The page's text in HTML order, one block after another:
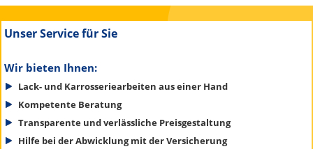
Unser Service für Sie
Wir bieten Ihnen:
Lack- und Karrosseriearbeiten aus einer Hand
Kompetente Beratung
Transparente und verlässliche Preisgestaltung
Hilfe bei der Abwicklung mit der Versicherung